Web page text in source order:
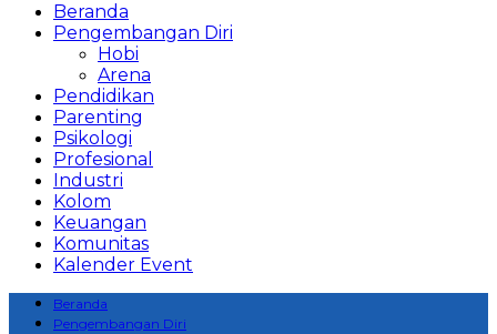
Beranda
Pengembangan Diri
Hobi
Arena
Pendidikan
Parenting
Psikologi
Profesional
Industri
Kolom
Keuangan
Komunitas
Kalender Event
Beranda
Pengembangan Diri